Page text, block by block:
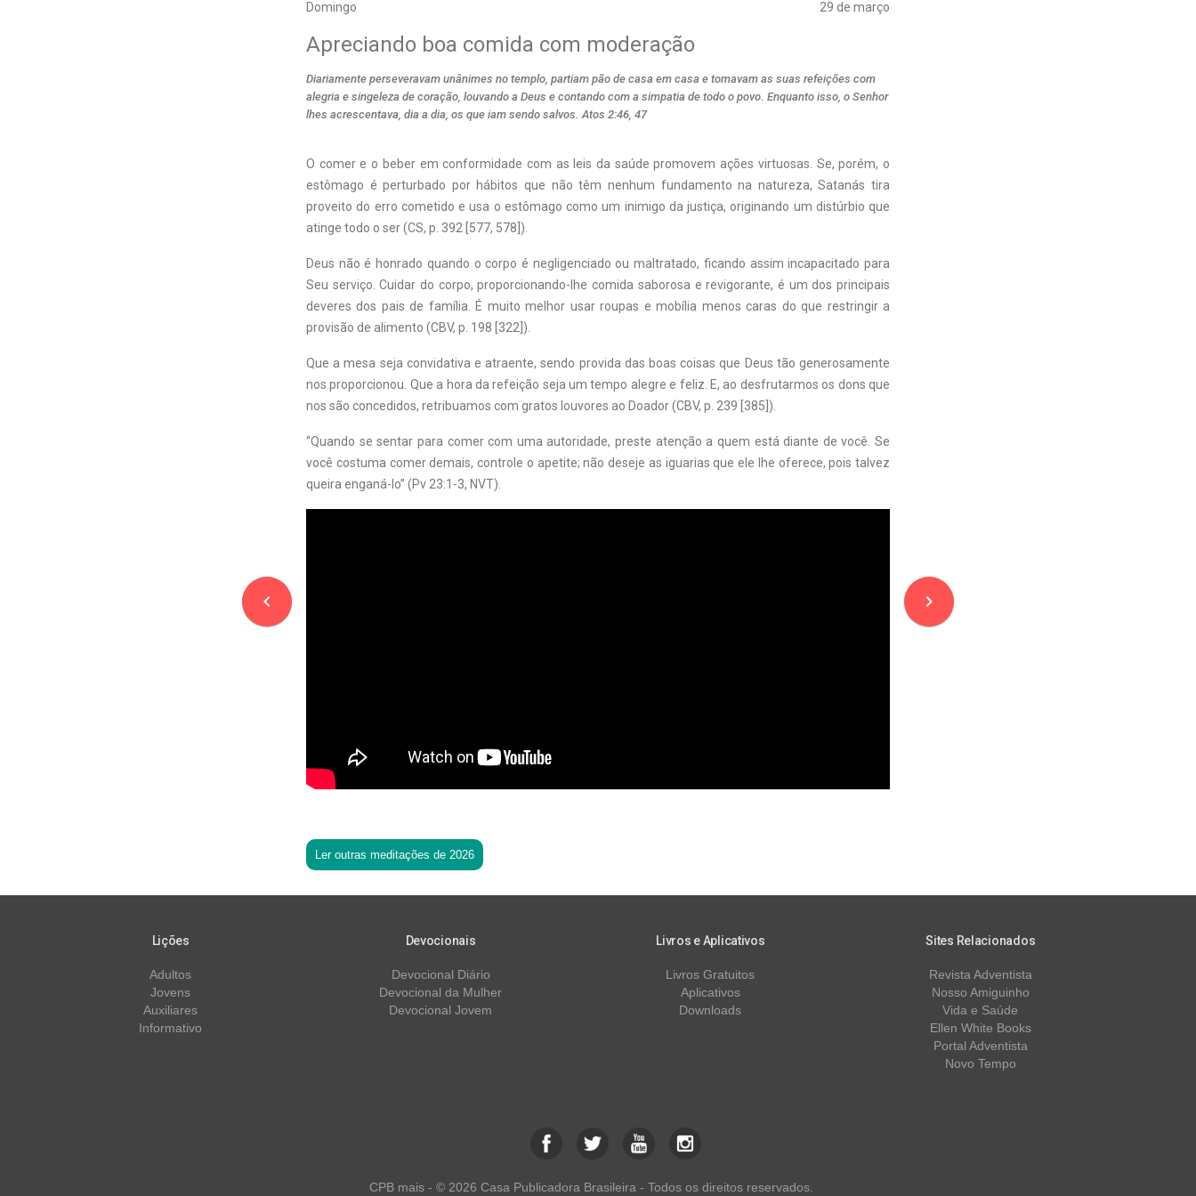
Domingo 29 de março
navigate_before
Apreciando boa comida com moderação
Diariamente perseveravam unânimes no templo, partiam pão de casa em casa e tomavam as suas refeições com
alegria e singeleza de coração, louvando a Deus e contando com a simpatia de todo o povo. Enquanto isso, o Senhor
lhes acrescentava, dia a dia, os que iam sendo salvos. Atos 2:46, 47
O comer e o beber em conformidade com as leis da saúde promovem ações virtuosas. Se, porém, o
estômago é perturbado por hábitos que não têm nenhum fundamento na natureza, Satanás tira
proveito do erro cometido e usa o estômago como um inimigo da justiça, originando um distúrbio que
atinge todo o ser (CS, p. 392 [577, 578]).
Deus não é honrado quando o corpo é negligenciado ou maltratado, ficando assim incapacitado para
Seu serviço. Cuidar do corpo, proporcionando-lhe comida saborosa e revigorante, é um dos principais
deveres dos pais de família. É muito melhor usar roupas e mobília menos caras do que restringir a
provisão de alimento (CBV, p. 198 [322]).
Que a mesa seja convidativa e atraente, sendo provida das boas coisas que Deus tão generosamente
nos proporcionou. Que a hora da refeição seja um tempo alegre e feliz. E, ao desfrutarmos os dons que
nos são concedidos, retribuamos com gratos louvores ao Doador (CBV, p. 239 [385]).
“Quando se sentar para comer com uma autoridade, preste atenção a quem está diante de você. Se
você costuma comer demais, controle o apetite; não deseje as iguarias que ele lhe oferece, pois talvez
queira enganá-lo” (Pv 23:1-3, NVT).
Ler outras meditações de 2026
navigate_next
Lições
Adultos
Jovens
Auxiliares
Informativo
Devocionais
Devocional Diário
Devocional da Mulher
Devocional Jovem
Livros e Aplicativos
Livros Gratuitos
Aplicativos
Downloads
Sites Relacionados
Revista Adventista
Nosso Amiguinho
Vida e Saúde
Ellen White Books
Portal Adventista
Novo Tempo
CPB mais - © 2026 Casa Publicadora Brasileira - Todos os direitos reservados.